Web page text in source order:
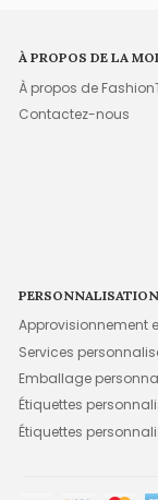
À PROPOS DE LA
À propos de
Contactez-nous
PERSONNALISATION
Approvisionnement
Services
Emballage
Étiquettes
Étiquettes